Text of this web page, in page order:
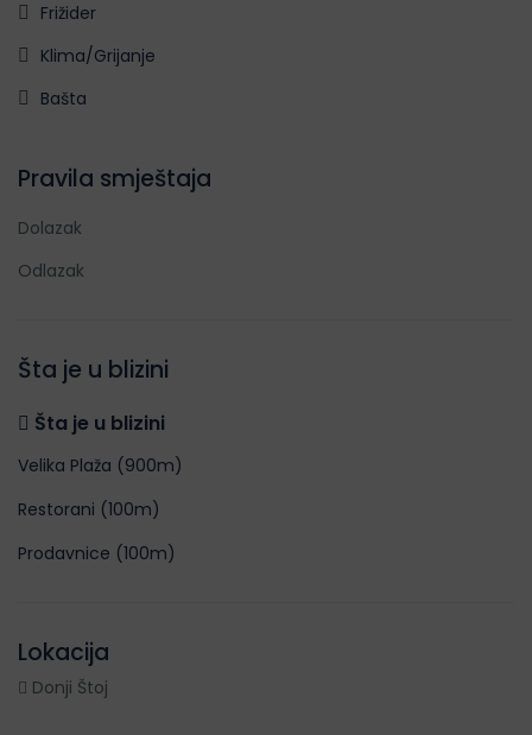
Frižider
Klima/Grijanje
Bašta
Pravila smještaja
Dolazak
Odlazak
Šta je u blizini
Šta je u blizini
Velika Plaža (900m)
Restorani (100m)
Prodavnice (100m)
Lokacija
Donji Štoj